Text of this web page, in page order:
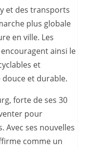
et des transports
plus globale
en ville. Les
ainsi le
et
et durable.
forte de ses 30
pour
Avec ses nouvelles
comme un